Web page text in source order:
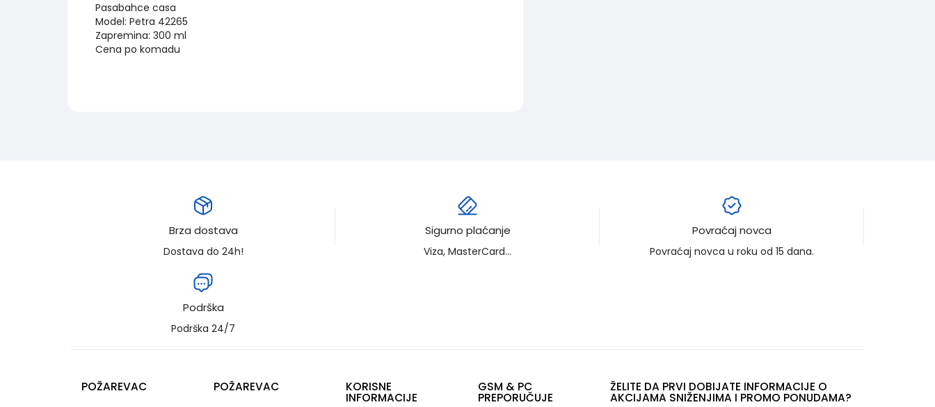
Pasabahce casa
Model: Petra 42265
Zapremina: 300 ml
Cena po komadu
Brza dostava
Dostava do 24h!
Sigurno plaćanje
Viza, MasterCard...
Povraćaj novca
Povraćaj novca u roku od 15 dana.
Podrška
Podrška 24/7
POŽAREVAC POŽAREVAC KORISNE
INFORMACIJE
GSM & PC
PREPORUČUJE
ŽELITE DA PRVI DOBIJATE INFORMACIJE O
AKCIJAMA SNIŽENJIMA I PROMO PONUDAMA?